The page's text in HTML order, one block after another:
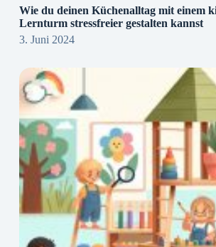
Wie du deinen Küchenalltag mit einem
Lernturm stressfreier gestalten kannst
3. Juni 2024